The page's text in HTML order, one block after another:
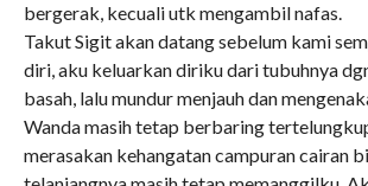
bergerak, kecuali utk mengambil nafas.
Takut Sigit akan datang sebelum kami
diri, aku keluarkan diriku dari tubuhnya
basah, lalu mundur menjauh dan
Wanda masih tetap berbaring
merasakan kehangatan campuran cairan